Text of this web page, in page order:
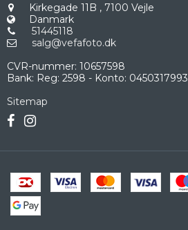
Kirkegade 11B , 7100 Vejle
Danmark
51445118
salg@vefafoto.dk
CVR-nummer: 10657598
Bank: Reg: 2598 - Konto: 0450317993
Sitemap